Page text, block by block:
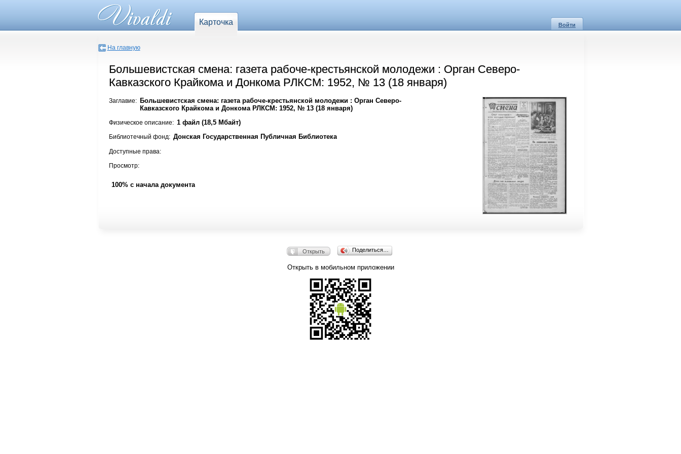
Карточка Войти
На главную
Большевистская смена: газета рабоче-крестьянской молодежи : Орган Северо-
Кавказского Крайкома и Донкома РЛКСМ: 1952, № 13 (18 января)
Заглавие: Большевистская смена: газета рабоче-крестьянской молодежи : Орган Северо-
Кавказского Крайкома и Донкома РЛКСМ: 1952, № 13 (18 января)
Физическое описание: 1 файл (18,5 Мбайт)
Библиотечный фонд: Донская Государственная Публичная Библиотека
Доступные права:
Просмотр:
100% с начала документа
Открыть Поделиться…
Открыть в мобильном приложении